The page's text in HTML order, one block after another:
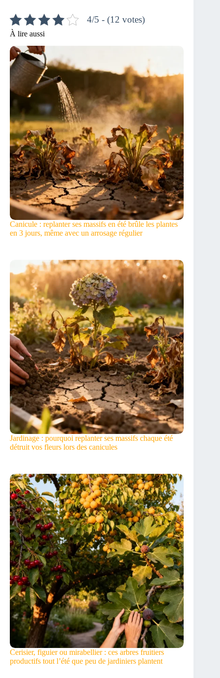
4/5 - (12 votes)
À lire aussi
Canicule : replanter ses massifs en été brûle les plantes
en 3 jours, même avec un arrosage régulier
Jardinage : pourquoi replanter ses massifs chaque été
détruit vos fleurs lors des canicules
Cerisier, figuier ou mirabellier : ces arbres fruitiers
productifs tout l’été que peu de jardiniers plantent